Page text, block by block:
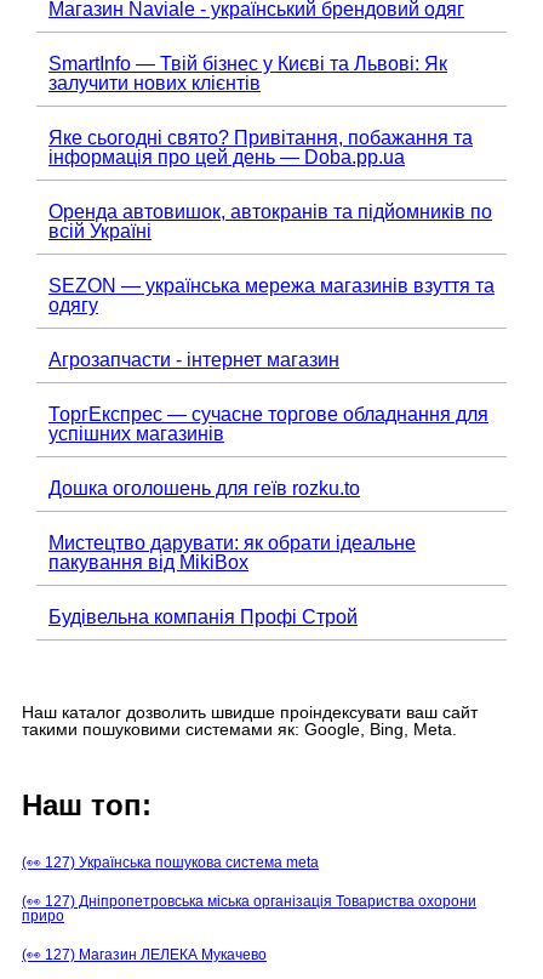
Магазин Naviale - український брендовий одяг
SmartInfo — Твій бізнес у Києві та Львові: Як
залучити нових клієнтів
Яке сьогодні свято? Привітання, побажання та
інформація про цей день — Doba.pp.ua
Оренда автовишок, автокранів та підйомників по
всій Україні
SEZON — українська мережа магазинів взуття та
одягу
Агрозапчасти - інтернет магазин
ТоргЕкспрес — сучасне торгове обладнання для
успішних магазинів
Дошка оголошень для геїв rozku.to
Мистецтво дарувати: як обрати ідеальне
пакування від MikiBox
Будівельна компанія Профі Строй
Наш каталог дозволить швидше проіндексувати ваш сайт
такими пошуковими системами як: Google, Bing, Meta.
Наш топ:
(👀 127) Українська пошукова система meta
(👀 127) Дніпропетровська міська організація Товариства охорони
приро
(👀 127) Магазин ЛЕЛЕКА Мукачево